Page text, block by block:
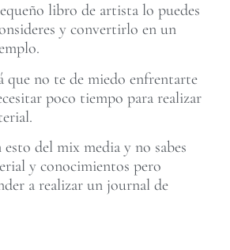
libro de artista lo puedes
y convertirlo en un
que no te de miedo enfrentarte
poco tiempo para realizar
del mix media y no sabes
y conocimientos pero
a realizar un journal de